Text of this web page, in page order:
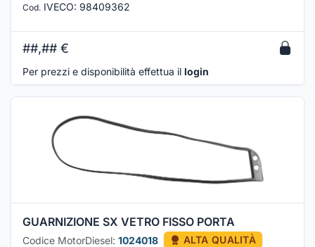
Cod. IVECO: 98409362
##,## €
Per prezzi e disponibilità effettua il login
GUARNIZIONE SX VETRO FISSO PORTA
Codice MotorDiesel: 1024018
ALTA QUALITÀ